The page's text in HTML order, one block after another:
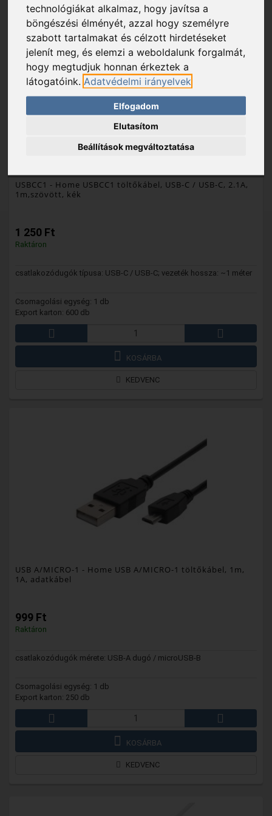
technológiákat alkalmaz, hogy javítsa a
böngészési élményét, azzal hogy személyre
szabott tartalmakat és célzott hirdetéseket
jelenít meg, és elemzi a weboldalunk forgalmát,
hogy megtudjuk honnan érkeztek a
látogatóink. Adatvédelmi irányelvek
Elfogadom
Elutasítom
Beállítások megváltoztatása
USBCC1 - Home USBCC1 töltőkábel, USB-C / USB-C, 2.1A,
1m,szövött, kék
1 250 Ft
Raktáron
csatlakozódugók típusa: USB-C / USB-C; vezeték hossza: ~1 méter
Csomagolási egység: 1 db
Export karton: 600 db
KOSÁRBA
KEDVENC
USB A/MICRO-1 - Home USB A/MICRO-1 töltőkábel, 1m,
1A, adatkábel
999 Ft
Raktáron
csatlakozódugók mérete: USB-A dugó / microUSB-B
Csomagolási egység: 1 db
Export karton: 250 db
KOSÁRBA
KEDVENC